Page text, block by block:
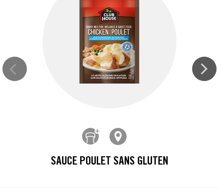
SAUCE POULET SANS GLUTEN